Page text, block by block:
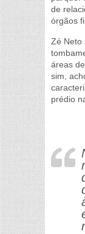
de
órgãos
Zé Neto
áreas
sim,
prédio